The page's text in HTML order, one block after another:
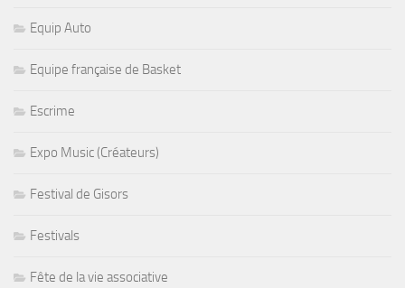
Equip Auto
Equipe française de Basket
Escrime
Expo Music (Créateurs)
Festival de Gisors
Festivals
Fête de la vie associative